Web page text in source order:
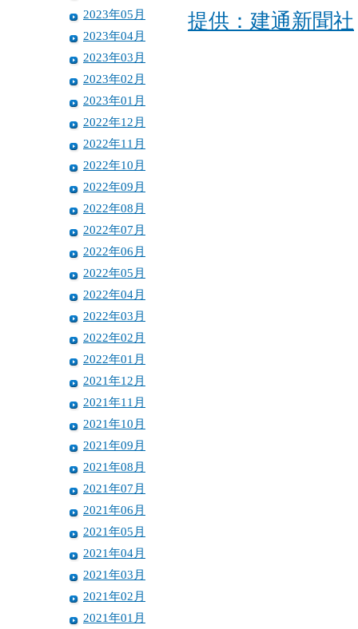
2023年05月
2023年04月
2023年03月
2023年02月
2023年01月
2022年12月
2022年11月
2022年10月
2022年09月
2022年08月
2022年07月
2022年06月
2022年05月
2022年04月
2022年03月
2022年02月
2022年01月
2021年12月
2021年11月
2021年10月
2021年09月
2021年08月
2021年07月
2021年06月
2021年05月
2021年04月
2021年03月
2021年02月
2021年01月
提供：建通新聞社